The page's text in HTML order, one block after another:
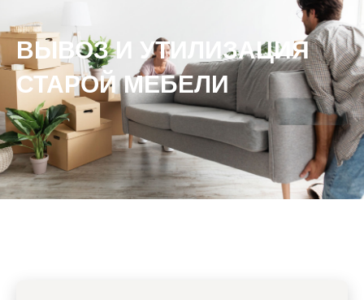
ВЫВОЗ И УТИЛИЗАЦИЯ
СТАРОЙ МЕБЕЛИ